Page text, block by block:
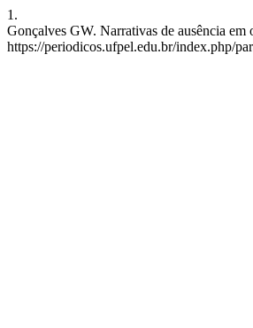
1.
Gonçalves GW. Narrativas de ausência
https://periodicos.ufpel.edu.br/index.php/